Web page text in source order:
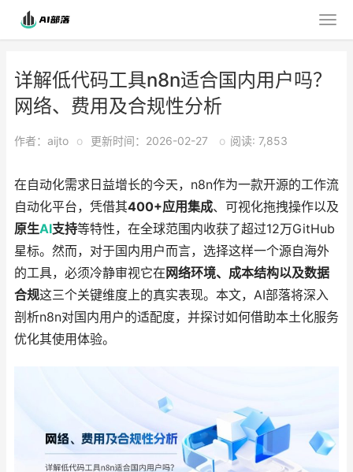
详解低代码工具n8n适合国内用户吗？
网络、费用及合规性分析
作者：aijto o 更新时间：2026-02-27 o 阅读: 7,853
在自动化需求日益增长的今天，n8n作为一款开源的工作流
自动化平台，凭借其400+应用集成、可视化拖拽操作以及
原生AI支持等特性，在全球范围内收获了超过12万GitHub
星标。然而，对于国内用户而言，选择这样一个源自海外
的工具，必须冷静审视它在 网络环境、成本结构以及数据
合规这三个关键维度上的真实表现。本文，AI部落将深入
剖析n8n对国内用户的适配度，并探讨如何借助本土化服务
优化其使用体验。